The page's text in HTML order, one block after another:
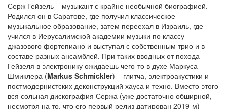
Серж Гейзель – музыкант с крайне необычной биографией.
Родился он в Саратове, где получил классическое
музыкальное образование, затем переехал в Израиль, где
учился в Иерусалимской академии музыки по классу
джазового фортепиано и выступал с собственным трио и в
составе разных ансамблей. При таких вводных от похода
Гейзеля в электронику ожидаешь чего-то в духе Маркуса
Шмиклера (Markus Schmickler) – глитча, электроакустики и
постмодернистских деконструкций хауса и техно. Вместо этого
вся сольная дискография Сержа (уже достаточно обширной,
несмотря на то, что его первый релиз датирован 2019-м)